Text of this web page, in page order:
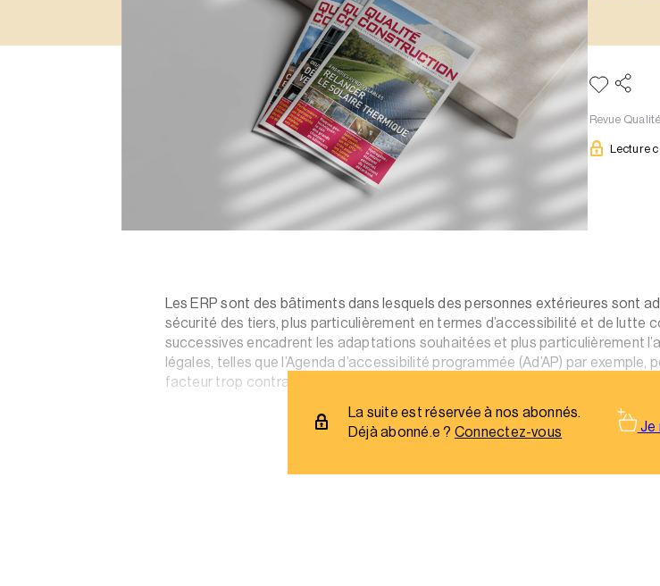
Revue
Lecture
Les ERP sont des bâtiments dans lesquels des personnes extérieures sont
sécurité des tiers, plus particulièrement en termes d’accessibilité et de lutte
successives encadrent les adaptations souhaitées et plus particulièrement
légales, telles que l’Agenda d’accessibilité programmée (Ad’AP) par
facteur trop contraignant des normes. Bilan sur la mise en conformité des
La suite est réservée à nos abonnés.
Déjà abonné.e ? Connectez-vous Je